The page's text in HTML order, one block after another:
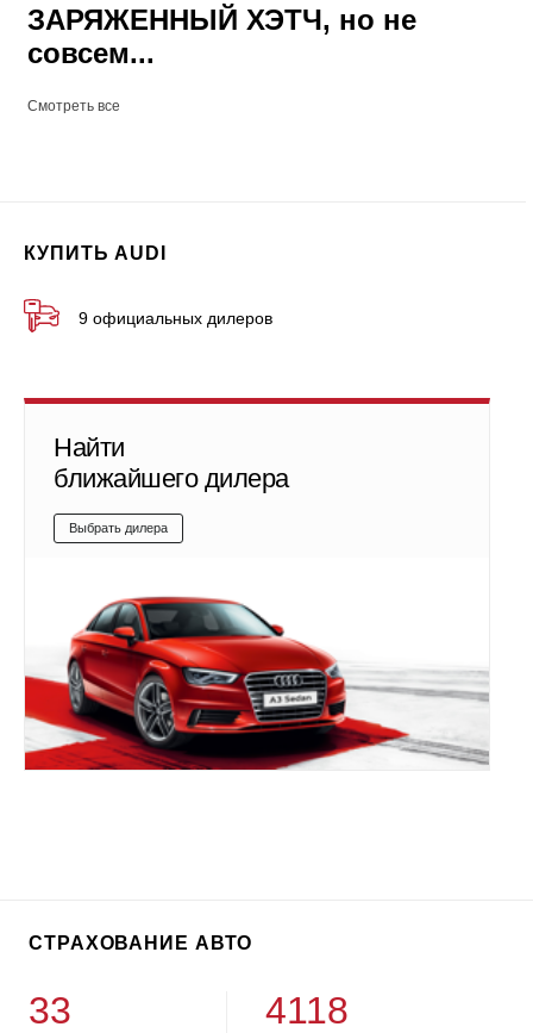
ЗАРЯЖЕННЫЙ ХЭТЧ, но не
совсем...
Смотреть все
КУПИТЬ AUDI
9 официальных дилеров
Найти
ближайшего дилера
Выбрать дилера
СТРАХОВАНИЕ АВТО
33 4118